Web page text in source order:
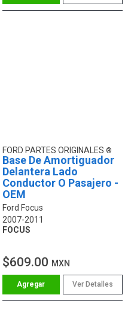
FORD PARTES ORIGINALES
Base De Amortiguador
Delantera Lado
Conductor O Pasajero -
OEM
Ford Focus
2007-2011
FOCUS
$609.00 MXN
Ver Detalles